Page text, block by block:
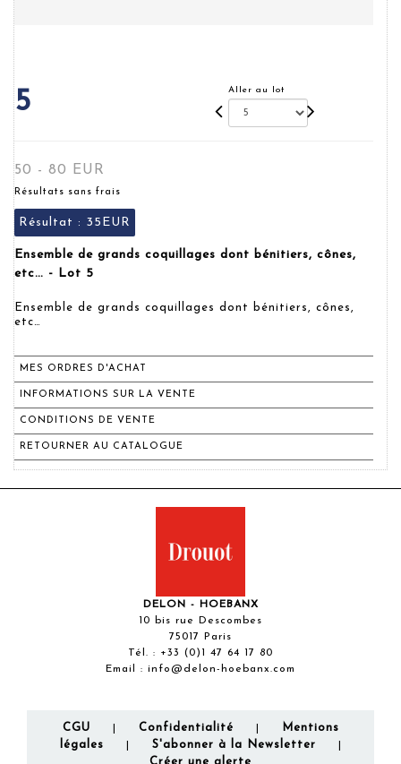
5 Aller au lot
50 - 80 EUR
Résultats sans frais
Résultat : 35EUR
Ensemble de grands coquillages dont bénitiers, cônes,
etc… - Lot 5
Ensemble de grands coquillages dont bénitiers, cônes,
etc…
MES ORDRES D'ACHAT
INFORMATIONS SUR LA VENTE
CONDITIONS DE VENTE
RETOURNER AU CATALOGUE
DELON - HOEBANX
10 bis rue Descombes
75017 Paris
Tél. : +33 (0)1 47 64 17 80
Email : info@delon-hoebanx.com
CGU Confidentialité
Mentions
légales
S'abonner à la Newsletter